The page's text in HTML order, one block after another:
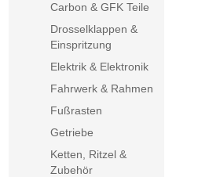
Carbon & GFK Teile
Drosselklappen &
Einspritzung
Elektrik & Elektronik
Fahrwerk & Rahmen
Fußrasten
Getriebe
Ketten, Ritzel &
Zubehör